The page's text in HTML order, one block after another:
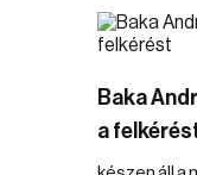
Baka
a